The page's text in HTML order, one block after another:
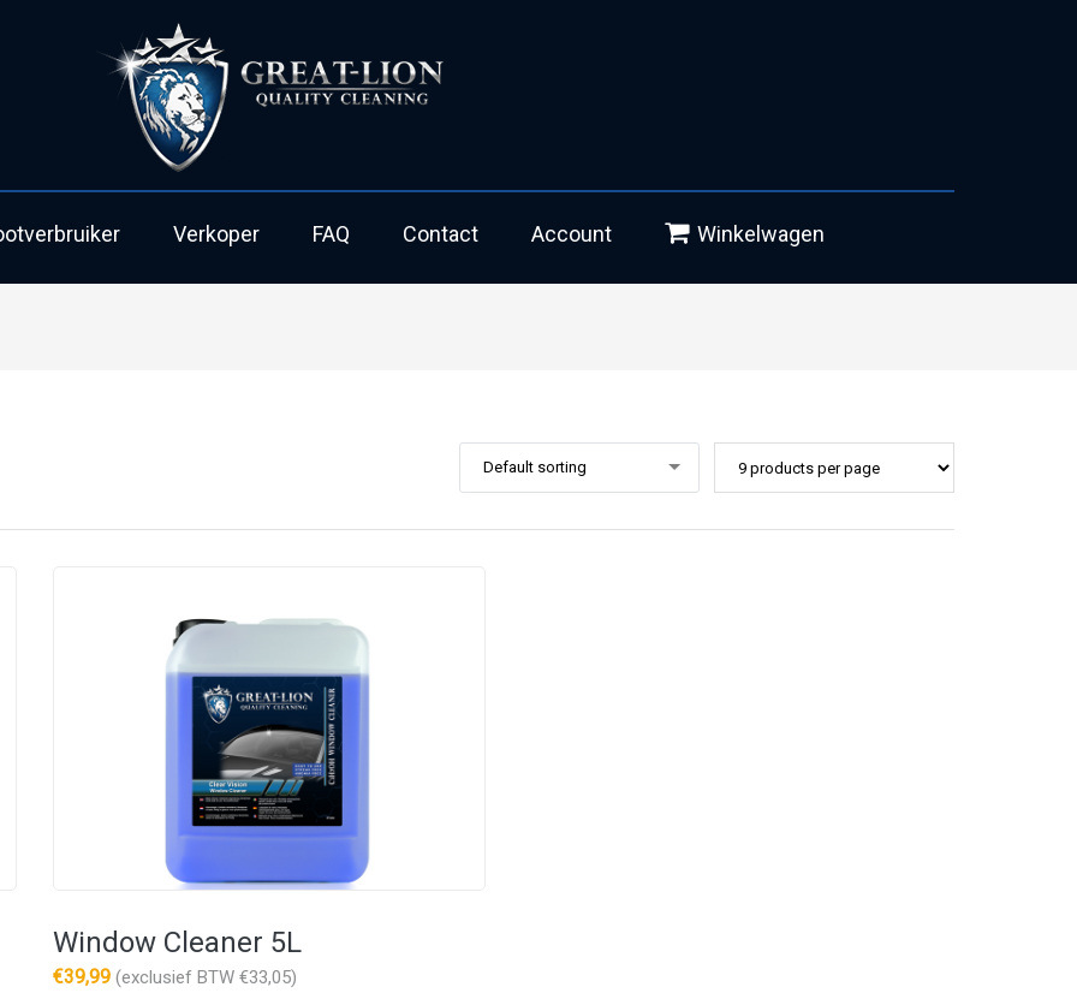
Verkoper FAQ Contact Account Winkelwagen
Default sorting
Window Cleaner 5L
€39,99 (exclusief BTW €33,05)